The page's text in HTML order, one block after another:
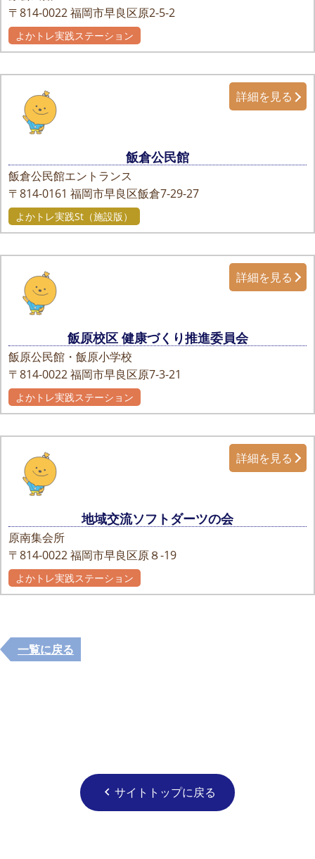
〒814-0022福岡市早良区原2-5-2
よかトレ実践ステーション
飯倉公民館
飯倉公民館エントランス
〒814-0161 福岡市早良区飯倉7-29-27
詳細を見る
よかトレ実践St（施設版）
飯原校区 健康づくり推進委員会
飯原公民館・飯原小学校
〒814-0022福岡市早良区原7-3-21
詳細を見る
よかトレ実践ステーション
地域交流ソフトダーツの会
原南集会所
〒814-0022福岡市早良区原８-19
詳細を見る
よかトレ実践ステーション
一覧に戻る
chevron_left サイトトップに戻る